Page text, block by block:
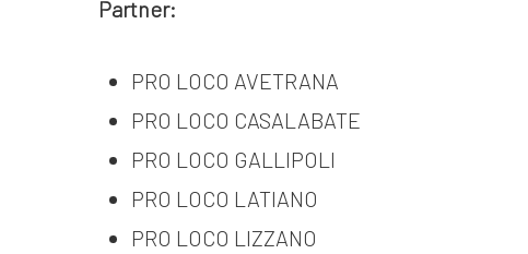
Partner:
PRO LOCO AVETRANA
PRO LOCO CASALABATE
PRO LOCO GALLIPOLI
PRO LOCO LATIANO
PRO LOCO LIZZANO